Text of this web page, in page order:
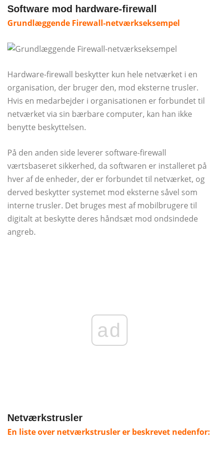
Software mod hardware-firewall
Grundlæggende Firewall-netværkseksempel
Hardware-firewall beskytter kun hele netværket i en
organisation, der bruger den, mod eksterne trusler.
Hvis en medarbejder i organisationen er forbundet til
netværket via sin bærbare computer, kan han ikke
benytte beskyttelsen.
På den anden side leverer software-firewall
værtsbaseret sikkerhed, da softwaren er installeret på
hver af de enheder, der er forbundet til netværket, og
derved beskytter systemet mod eksterne såvel som
interne trusler. Det bruges mest af mobilbrugere til
digitalt at beskytte deres håndsæt mod ondsindede
angreb.
ad
Netværkstrusler
En liste over netværkstrusler er beskrevet nedenfor: